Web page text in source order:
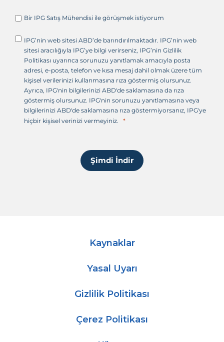
i
D
e
v
l
e
t
l
e
r
Bir IPG Satış Mühendisi ile görüşmek istiyorum
IPG’nin web sitesi ABD’de barındırılmaktadır. IPG’nin web
sitesi aracılığıyla IPG’ye bilgi verirseniz, IPG’nin Gizlilik
Politikası uyarınca sorunuzu yanıtlamak amacıyla posta
adresi, e-posta, telefon ve kısa mesaj dahil olmak üzere tüm
kişisel verilerinizi kullanmasına rıza göstermiş olursunuz.
Ayrıca, IPG'nin bilgilerinizi ABD'de saklamasına da rıza
göstermiş olursunuz. IPG'nin sorunuzu yanıtlamasına veya
bilgilerinizi ABD'de saklamasına rıza göstermiyorsanız, IPG'ye
hiçbir kişisel verinizi vermeyiniz.
Şimdi İndir
Kaynaklar
Yasal Uyarı
Gizlilik Politikası
Çerez Politikası